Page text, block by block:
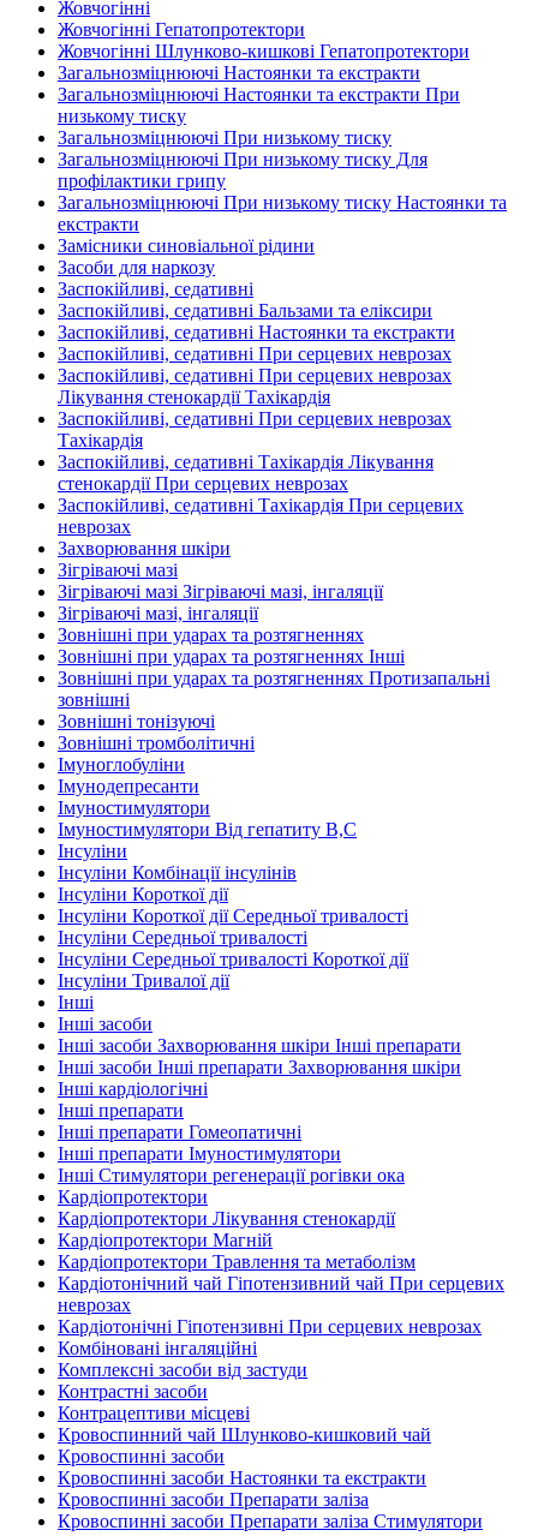
Жовчогінні
Жовчогінні Гепатопротектори
Жовчогінні Шлунково-кишкові Гепатопротектори
Загальнозміцнюючі Настоянки та екстракти
Загальнозміцнюючі Настоянки та екстракти При
низькому тиску
Загальнозміцнюючі При низькому тиску
Загальнозміцнюючі При низькому тиску Для
профілактики грипу
Загальнозміцнюючі При низькому тиску Настоянки та
екстракти
Замісники синовіальної рідини
Засоби для наркозу
Заспокійливі, седативні
Заспокійливі, седативні Бальзами та еліксири
Заспокійливі, седативні Настоянки та екстракти
Заспокійливі, седативні При серцевих неврозах
Заспокійливі, седативні При серцевих неврозах
Лікування стенокардії Тахікардія
Заспокійливі, седативні При серцевих неврозах
Тахікардія
Заспокійливі, седативні Тахікардія Лікування
стенокардії При серцевих неврозах
Заспокійливі, седативні Тахікардія При серцевих
неврозах
Захворювання шкіри
Зігріваючі мазі
Зігріваючі мазі Зігріваючі мазі, інгаляції
Зігріваючі мазі, інгаляції
Зовнішні при ударах та розтягненнях
Зовнішні при ударах та розтягненнях Інші
Зовнішні при ударах та розтягненнях Протизапальні
зовнішні
Зовнішні тонізуючі
Зовнішні тромболітичні
Імуноглобуліни
Імунодепресанти
Імуностимулятори
Імуностимулятори Від гепатиту В,С
Інсуліни
Інсуліни Комбінації інсулінів
Інсуліни Короткої дії
Інсуліни Короткої дії Середньої тривалості
Інсуліни Середньої тривалості
Інсуліни Середньої тривалості Короткої дії
Інсуліни Тривалої дії
Інші
Інші засоби
Інші засоби Захворювання шкіри Інші препарати
Інші засоби Інші препарати Захворювання шкіри
Інші кардіологічні
Інші препарати
Інші препарати Гомеопатичні
Інші препарати Імуностимулятори
Інші Стимулятори регенерації рогівки ока
Кардіопротектори
Кардіопротектори Лікування стенокардії
Кардіопротектори Магній
Кардіопротектори Травлення та метаболізм
Кардіотонічний чай Гіпотензивний чай При серцевих
неврозах
Кардіотонічні Гіпотензивні При серцевих неврозах
Комбіновані інгаляційні
Комплексні засоби від застуди
Контрастні засоби
Контрацептиви місцеві
Кровоспинний чай Шлунково-кишковий чай
Кровоспинні засоби
Кровоспинні засоби Настоянки та екстракти
Кровоспинні засоби Препарати заліза
Кровоспинні засоби Препарати заліза Стимулятори